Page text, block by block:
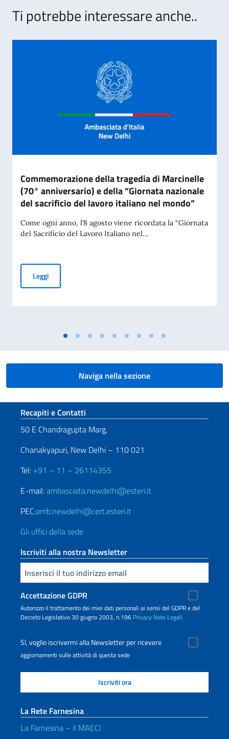
Ti potrebbe interessare anche..
Commemorazione della tragedia di Marcinelle
(70° anniversario) e della “Giornata nazionale
del sacrificio del lavoro italiano nel mondo”
Come ogni anno, l’8 agosto viene ricordata la “Giornata
del Sacrificio del Lavoro Italiano nel...
LeggiCommemorazione della tragedia di Marcinelle (70°
Naviga nella sezione
Sezione footer
Recapiti e Contatti
50 E Chandragupta Marg,
Chanakyapuri, New Delhi – 110 021
Tel: +91 – 11 – 26114355
E-mail:ambasciata.newdelhi@esteri.it
PEC:amb.newdelhi@cert.esteri.it
Gli uffici della sede
Iscriviti alla nostra Newsletter
Inserisci la tua email
Accettazione GDPR
Autorizzo il trattamento dei miei dati personali ai sensi del GDPR e del
Decreto Legislativo 30 giugno 2003, n.196 Privacy Note Legali
Sì, voglio iscrivermi alla Newsletter per ricevere
aggiornamenti sulle attività di questa sede
La Rete Farnesina
La Farnesina – il MAECI